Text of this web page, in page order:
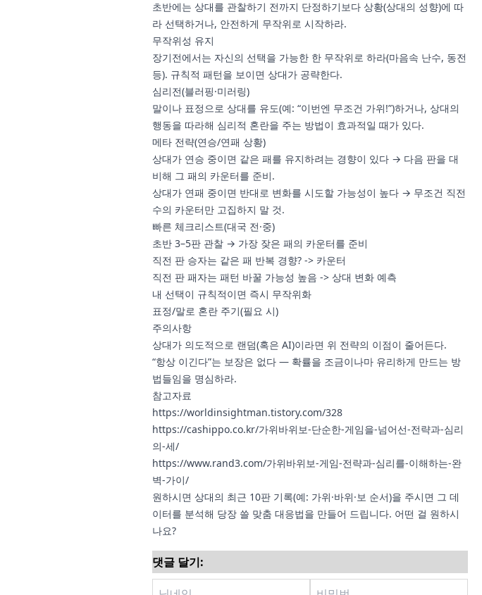
초반에는 상대를 관찰하기 전까지 단정하기보다 상황(상대의 성향)에 따
라 선택하거나, 안전하게 무작위로 시작하라.
무작위성 유지
장기전에서는 자신의 선택을 가능한 한 무작위로 하라(마음속 난수, 동전
등). 규칙적 패턴을 보이면 상대가 공략한다.
심리전(블러핑·미러링)
말이나 표정으로 상대를 유도(예: “이번엔 무조건 가위!”)하거나, 상대의
행동을 따라해 심리적 혼란을 주는 방법이 효과적일 때가 있다.
메타 전략(연승/연패 상황)
상대가 연승 중이면 같은 패를 유지하려는 경향이 있다 → 다음 판을 대
비해 그 패의 카운터를 준비.
상대가 연패 중이면 반대로 변화를 시도할 가능성이 높다 → 무조건 직전
수의 카운터만 고집하지 말 것.
빠른 체크리스트(대국 전·중)
초반 3–5판 관찰 → 가장 잦은 패의 카운터를 준비
직전 판 승자는 같은 패 반복 경향? -> 카운터
직전 판 패자는 패턴 바꿀 가능성 높음 -> 상대 변화 예측
내 선택이 규칙적이면 즉시 무작위화
표정/말로 혼란 주기(필요 시)
주의사항
상대가 의도적으로 랜덤(혹은 AI)이라면 위 전략의 이점이 줄어든다.
“항상 이긴다”는 보장은 없다 — 확률을 조금이나마 유리하게 만드는 방
법들임을 명심하라.
참고자료
https://worldinsightman.tistory.com/328
https://cashippo.co.kr/가위바위보-단순한-게임을-넘어선-전략과-심리
의-세/
https://www.rand3.com/가위바위보-게임-전략과-심리를-이해하는-완
벽-가이/
원하시면 상대의 최근 10판 기록(예: 가위·바위·보 순서)을 주시면 그 데
이터를 분석해 당장 쓸 맞춤 대응법을 만들어 드립니다. 어떤 걸 원하시
나요?
댓글 달기: